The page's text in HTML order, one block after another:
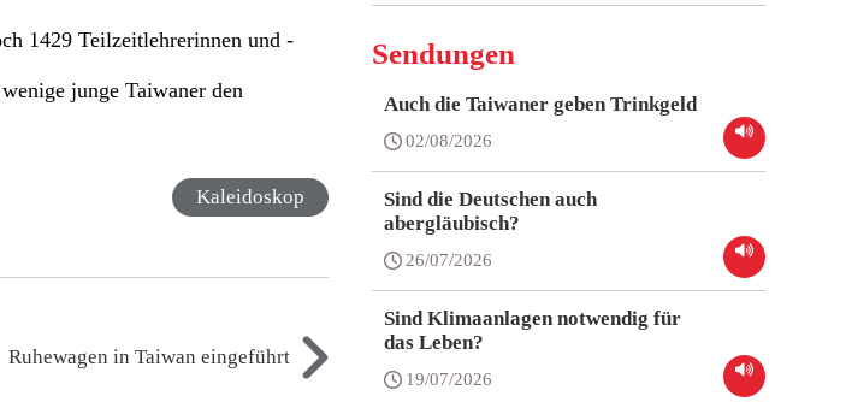
1429 Teilzeitlehrerinnen und -
junge Taiwaner den
Kaleidoskop
Ruhewagen in Taiwan eingeführt
Sendungen
Auch die Taiwaner geben Trinkgeld
02/08/2026
Sind die Deutschen auch
abergläubisch?
26/07/2026
Sind Klimaanlagen notwendig für
das Leben?
19/07/2026